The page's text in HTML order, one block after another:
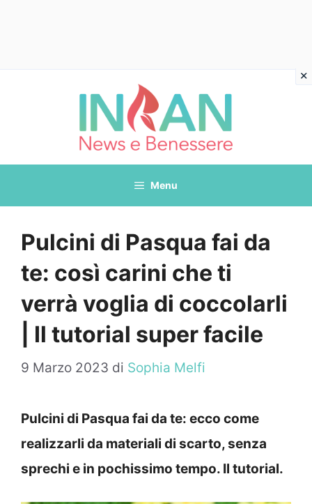
Menu
Pulcini di Pasqua fai da
te: così carini che ti
verrà voglia di coccolarli
| Il tutorial super facile
9 Marzo 2023 di Sophia Melfi
Pulcini di Pasqua fai da te: ecco come
realizzarli da materiali di scarto, senza
sprechi e in pochissimo tempo. Il tutorial.